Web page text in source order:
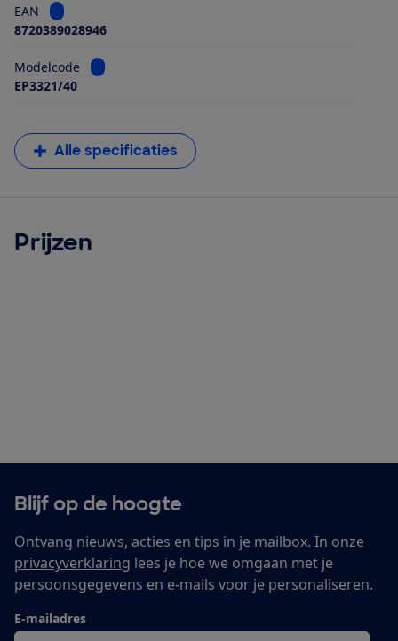
EAN
Bekijk informatie voor EAN
8720389028946
Modelcode
Bekijk informatie voor Modelcode
EP3321/40
Alle specificaties
Prijzen
Blijf op de hoogte
Ontvang nieuws, acties en tips in je mailbox. In onze
privacyverklaring lees je hoe we omgaan met je
persoonsgegevens en e-mails voor je personaliseren.
E-mailadres